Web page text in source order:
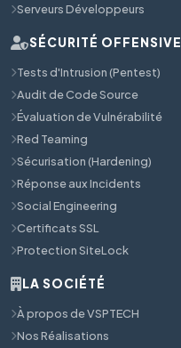
Serveurs Développeurs
SÉCURITÉ OFFENSIVE
Tests d'Intrusion (Pentest)
Audit de Code Source
Évaluation de Vulnérabilité
Red Teaming
Sécurisation (Hardening)
Réponse aux Incidents
Social Engineering
Certificats SSL
Protection SiteLock
LA SOCIÉTÉ
À propos de VSPTECH
Nos Réalisations